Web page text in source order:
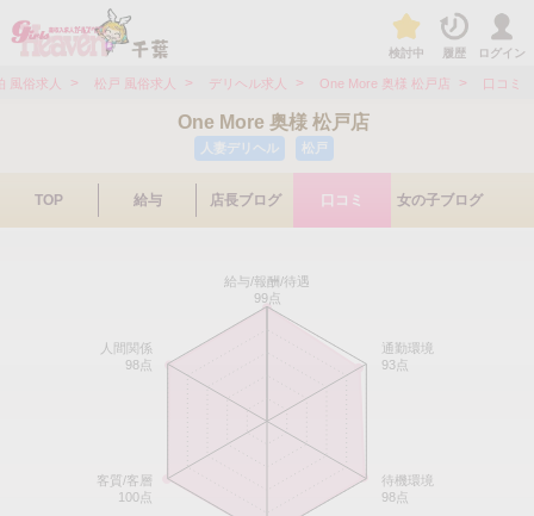
検討中 履歴 ログイン
風俗求人 > 松戸 風俗求人 > デリヘル求人 > One More 奥様 松戸店 > 口コミ
One More 奥様 松戸店
人妻デリヘル 松戸
TOP 給与 店長ブログ 口コミ 女の子ブログ
給与/報酬/待遇
99点
通勤環境
93点
待機環境
98点
客質/客層
100点
人間関係
98点